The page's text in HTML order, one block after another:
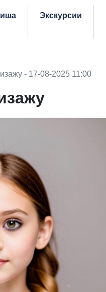
Экскурсии
- 17-08-2025 11:00